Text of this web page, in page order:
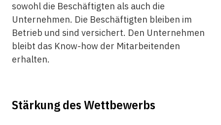
sowohl die Beschäftigten als auch die
Unternehmen. Die Beschäftigten bleiben im
Betrieb und sind versichert. Den Unternehmen
bleibt das Know-how der Mitarbeitenden
erhalten.
Stärkung des Wettbewerbs